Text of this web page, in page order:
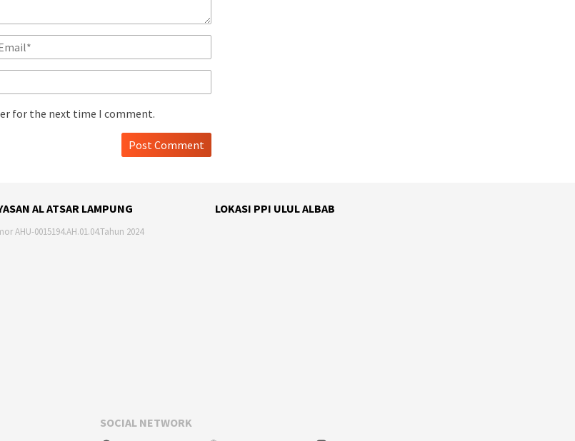
for the next time I comment.
AL ATSAR LAMPUNG
AHU-0015194.AH.01.04.Tahun 2024
LOKASI PPI ULUL ALBAB
SOCIAL NETWORK